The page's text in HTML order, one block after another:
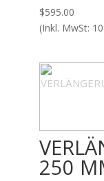
$595.00
(Inkl. MwSt:
250